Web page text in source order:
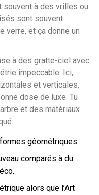
à des vrilles ou
sont souvent
verre, et ça donne un
à des gratte-ciel avec
impeccable. Ici,
et verticales,
dose de luxe. Tu
et des matériaux
géométriques.
comparés à du
alors que l’Art